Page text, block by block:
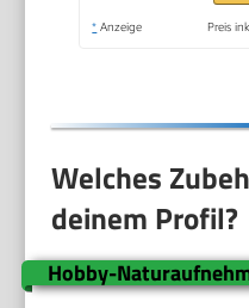
* Anzeige Preis
Welches
deinem Profil?
Hobby-